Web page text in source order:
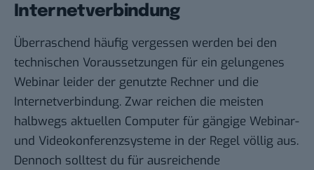
Internetverbindung
Überraschend häufig vergessen werden bei den
technischen Voraussetzungen für ein gelungenes
Webinar leider der genutzte Rechner und die
Internetverbindung. Zwar reichen die meisten
halbwegs aktuellen Computer für gängige Webinar-
und Videokonferenzsysteme in der Regel völlig aus.
Dennoch solltest du für ausreichende